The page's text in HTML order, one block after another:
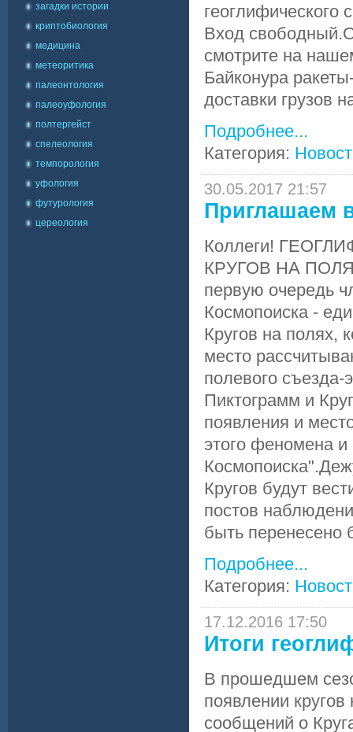
загадки истории
криптобиология
медицина
метеоритика
палеонтология
палеоуфология
полтергейст
спелеология
темпорология
уфология
футурология
цереология
геоглифического
Вход
смотрите на
Байконура
доставки грузов
Подробнее...
Категория:
30.05.2017 21:57
Приглашаем
Коллеги!
КРУГОВ НА
первую очередь
Космопоиска -
Кругов на полях,
место
полевого съезда-
Пиктограмм и
появления и
этого феномена и
Кругов будут
постов
быть перенесено
Подробнее...
Категория:
17.12.2016 17:50
Итоги
В прошедшем
появлении
сообщений о